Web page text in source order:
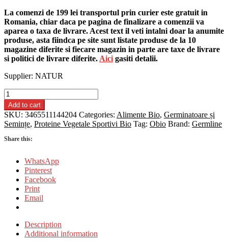
La comenzi de 199 lei transportul prin curier este gratuit in
Romania, chiar daca pe pagina de finalizare a comenzii va
aparea o taxa de livrare. Acest text il veti intalni doar la anumite
produse, asta fiindca pe site sunt listate produse de la 10
magazine diferite si fiecare magazin in parte are taxe de livrare
si politici de livrare diferite. Aici gasiti detalii.
Supplier: NATUR
Mix
proteic
pt.
germinat
bio
200g
quantity
Add to cart
SKU: 3465511144204 Categories: Alimente Bio, Germinatoare și
Semințe, Proteine Vegetale Sportivi Bio Tag: Obio Brand: Germline
Share this:
WhatsApp
Pinterest
Facebook
Print
Email
Description
Additional information